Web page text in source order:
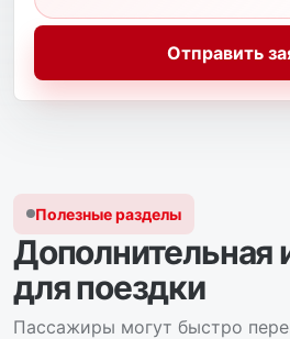
Отправить
Полезные разделы
Дополнительная
для поездки
Пассажиры могут быстро